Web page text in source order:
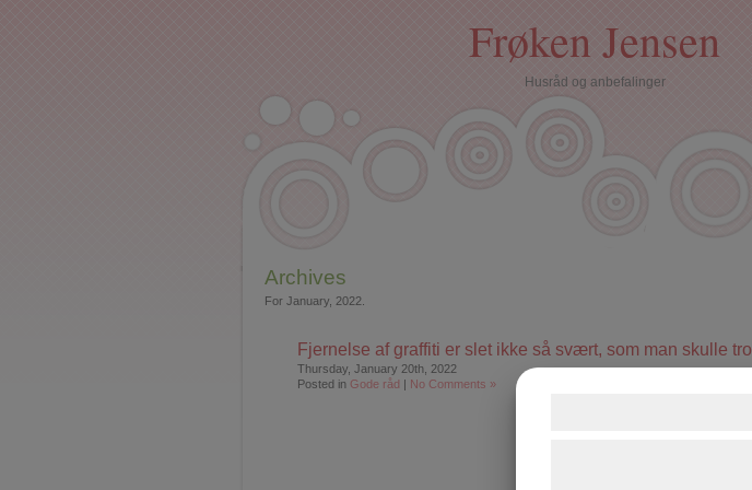
Frøken Jensen
Husråd og anbefalinger
Archives
For January, 2022.
Fjernelse af graffiti er slet ikke så svært, som man skulle tro
Thursday, January 20th, 2022
Posted in Gode råd | No Comments »